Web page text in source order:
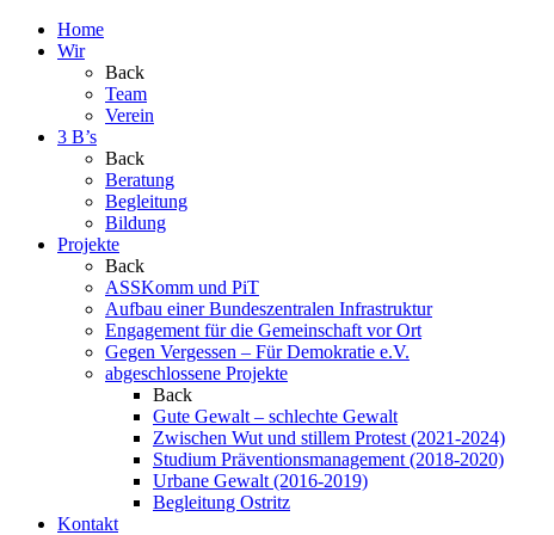
Home
Wir
Back
Team
Verein
3 B’s
Back
Beratung
Begleitung
Bildung
Projekte
Back
ASSKomm und PiT
Aufbau einer Bundeszentralen Infrastruktur
Engagement für die Gemeinschaft vor Ort
Gegen Vergessen – Für Demokratie e.V.
abgeschlossene Projekte
Back
Gute Gewalt – schlechte Gewalt
Zwischen Wut und stillem Protest (2021-2024)
Studium Präventionsmanagement (2018-2020)
Urbane Gewalt (2016-2019)
Begleitung Ostritz
Kontakt